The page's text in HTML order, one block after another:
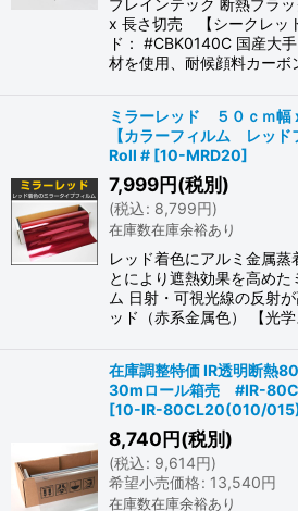
x 長さ切売 【シークレッ
ド： #CBK0140C 国産大
材を使用、耐候顔料カー
ミラーレッド ５０ｃｍ
【カラーフィルム レッ
Roll # [10-MRD20]
7,999円(税別)
(税込: 8,799円)
在庫数在庫余裕あり
レッド着色にアルミ金属蒸
とにより遮熱効果を高め
ム 日射・可視光線の反射
ッド（赤系金属色） 【光
在庫調整特価 IR透明断
30mロール箱売 #IR-
[10-IR-80CL20(010/
8,740円(税別)
(税込: 9,614円)
希望小売価格: 13,540円
在庫数在庫余裕あり